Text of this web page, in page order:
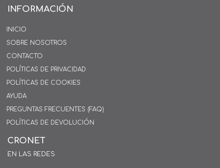
INFORMACIÓN
INICIO
SOBRE NOSOTROS
CONTACTO
POLÍTICAS DE PRIVACIDAD
POLÍTICAS DE COOKIES
AYUDA
PREGUNTAS FRECUENTES (FAQ)
POLÍTICAS DE DEVOLUCIÓN
CRONET
EN LAS REDES